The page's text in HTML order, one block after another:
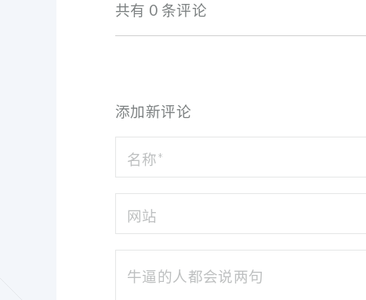
共有 0 条评论
添加新评论